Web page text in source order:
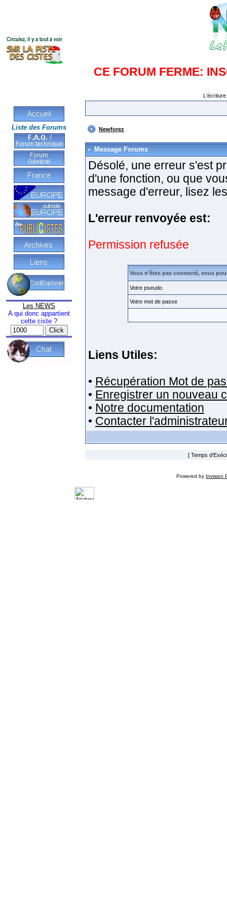
CE FORUM FERME:
Liste des Forums
Les NEWS
A qui donc appartient
cette ciste ?
Newforez
Message Forums
Désolé, une erreur s'est
d'une fonction, ou que
message d'erreur, lisez
L'erreur renvoyée est:
Permission refusée
Vous n'êtes pas connecté, vous
Votre pseudo
Votre mot de passe
Liens Utiles:
• Récupération Mot de
• Enregistrer un nouveau
• Notre documentation
• Contacter
[ Temps
Powered by Invision